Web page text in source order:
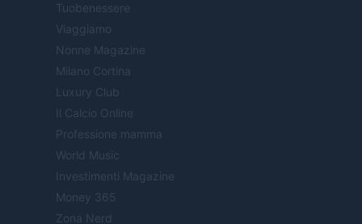
Tuobenessere
Viaggiamo
Nonne Magazine
Milano Cortina
Luxury Club
Il Calcio Online
Professione mamma
World Music
Investimenti Magazine
Money 365
Zona Nerd